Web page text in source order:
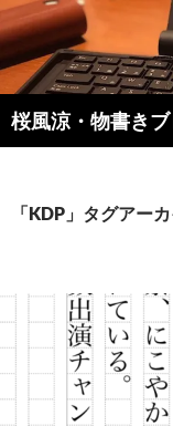
桜風涼・物書き
検
索
ン
キ
ッ
プ
「KDP」タグアー